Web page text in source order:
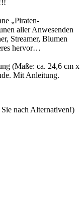
„Piraten-
aller Anwesenden
Streamer, Blumen
hervor…
(Maße: ca. 24,6 cm x
Mit Anleitung.
nach Alternativen!)